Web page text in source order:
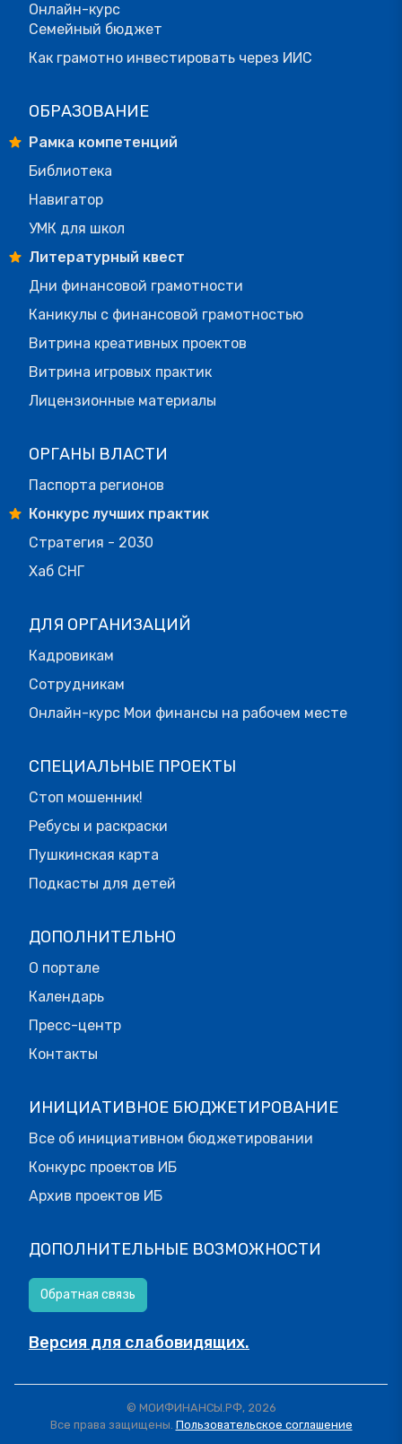
Онлайн-курс
Семейный бюджет
Как грамотно инвестировать через ИИС
ОБРАЗОВАНИЕ
Рамка компетенций
Библиотека
Навигатор
УМК для школ
Литературный квест
Дни финансовой грамотности
Каникулы с финансовой грамотностью
Витрина креативных проектов
Витрина игровых практик
Лицензионные материалы
ОРГАНЫ ВЛАСТИ
Паспорта регионов
Конкурс лучших практик
Стратегия - 2030
Хаб СНГ
ДЛЯ ОРГАНИЗАЦИЙ
Кадровикам
Сотрудникам
Онлайн-курс Мои финансы на рабочем месте
СПЕЦИАЛЬНЫЕ ПРОЕКТЫ
Стоп мошенник!
Ребусы и раскраски
Пушкинская карта
Подкасты для детей
ДОПОЛНИТЕЛЬНО
О портале
Календарь
Пресс-центр
Контакты
ИНИЦИАТИВНОЕ БЮДЖЕТИРОВАНИЕ
Все об инициативном бюджетировании
Конкурс проектов ИБ
Архив проектов ИБ
ДОПОЛНИТЕЛЬНЫЕ ВОЗМОЖНОСТИ
Обратная связь
Версия для слабовидящих.
© МОИФИНАНСЫ.РФ, 2026
Все права защищены. Пользовательское соглашение